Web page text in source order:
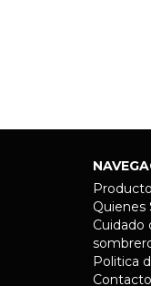
Quienes
Cuidado
Politica
Contacto